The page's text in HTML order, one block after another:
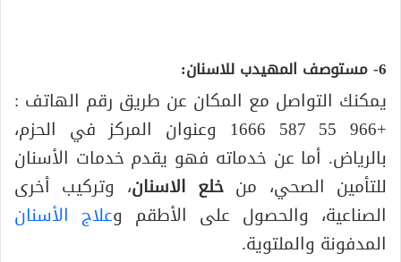
6- مستوصف المهيدب للاسنان:
يمكنك التواصل مع المكان عن طريق رقم الهاتف :
+966 55 587 1666 وعنوان المركز في الحزم،
بالرياض. أما عن خدماته فهو يقدم خدمات الأسنان
للتأمين الصحي، من خلع الاسنان، وتركيب أخرى
الصناعية، والحصول على الأطقم وعلاج الأسنان
المدفونة والملتوية.